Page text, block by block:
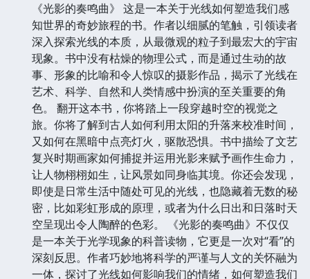
《光影的奏鸣曲》 这是一本关于光线如何塑造我们感
知世界的奇妙旅程的书。作者以细腻的笔触，引领读者
深入探索光线的本质，从最微观的粒子到最宏大的宇宙
现象。书中没有枯燥的物理公式，而是通过生动的故
事、形象的比喻和令人惊叹的摄影作品，揭示了光线在
艺术、科学、自然和人类情感中扮演的至关重要的角
色。 翻开这本书，你将踏上一段穿越时空的视觉之
旅。你将了解到古人如何利用太阳的升落来校准时间，
又如何在黑暗中点亮灯火，驱散恐惧。书中描绘了文艺
复兴时期画家如何捕捉并运用光影来赋予画作生命力，
让人物栩栩如生，让风景如同身临其境。你还会发现，
即使是日常生活中随处可见的光线，也隐藏着无数的秘
密，比如彩虹形成的原理，或者为什么日出和日落时天
空呈现出令人陶醉的色彩。 《光影的奏鸣曲》不仅仅
是一本关于光学现象的科普读物，它更是一次对“看”的
深刻反思。作者巧妙地将科学的严谨与人文的关怀融为
一体，探讨了光线如何影响我们的情绪，如何塑造我们